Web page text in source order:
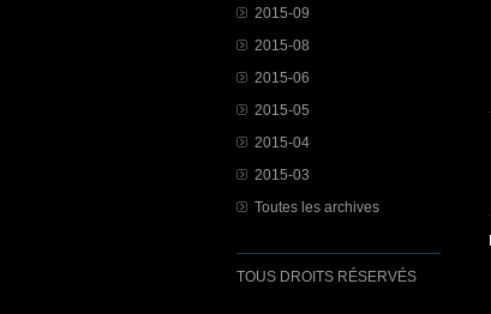
2015-09
2015-08
2015-06
2015-05
2015-04
2015-03
Toutes les archives
TOUS DROITS RÉSERVÉS